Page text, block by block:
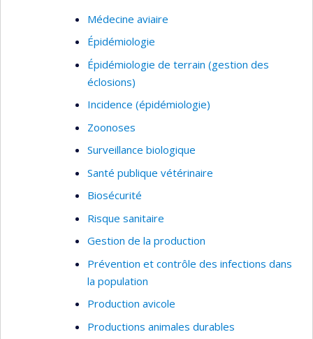
Médecine aviaire
Épidémiologie
Épidémiologie de terrain (gestion des
éclosions)
Incidence (épidémiologie)
Zoonoses
Surveillance biologique
Santé publique vétérinaire
Biosécurité
Risque sanitaire
Gestion de la production
Prévention et contrôle des infections dans
la population
Production avicole
Productions animales durables